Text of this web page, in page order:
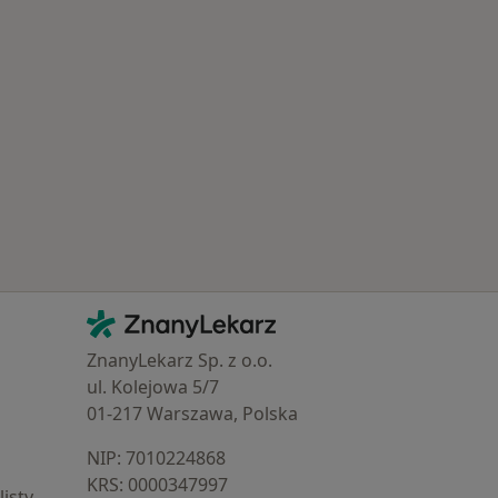
Kontakt
ZnanyLekarz - Strona główna
ZnanyLekarz Sp. z o.o.
ul. Kolejowa 5/7
01-217 Warszawa, Polska
NIP: ⁠7010224868
KRS: ⁠0000347997